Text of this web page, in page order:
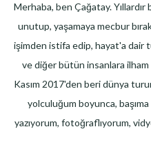
Merhaba, ben Çağatay.
unutup, yaşamaya mecbur
işimden istifa edip, hayat'a dair
ve diğer bütün insanlara
Kasım 2017'den beri dünya
yolculuğum boyunca,
yazıyorum, fotoğraflıyorum,